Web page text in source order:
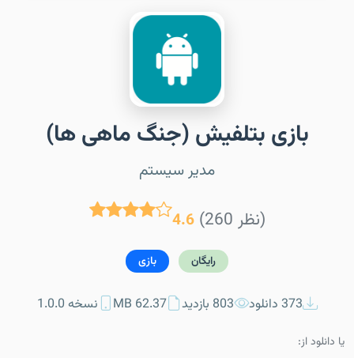
بازی بتلفیش (جنگ ماهی ها)
مدیر سیستم
4.6 (260 نظر)
رایگان بازی
373 دانلود 803 بازدید 62.37 MB نسخه 1.0.0
یا دانلود از: